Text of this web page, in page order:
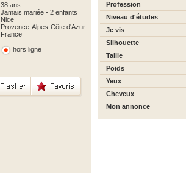
38 ans
Jamais mariée - 2 enfants
Nice
Provence-Alpes-Côte d'Azur
France
hors ligne
Profession
Niveau d'études
Je vis
Silhouette
Taille
Poids
Yeux
Cheveux
Mon annonce